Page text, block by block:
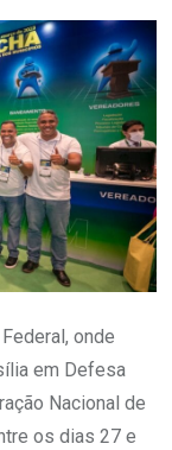
Email
onde
em Defesa
Nacional de
os dias 27 e